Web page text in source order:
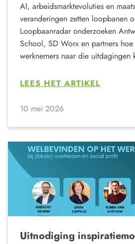
AI, arbeidsmarktevoluties en
veranderingen zetten loopbanen
Loopbaanradar onderzoeken
School, SD Worx en partners hoe
werknemers naar die uitdagingen
LEES HET ARTIKEL
10 mei 2026
Uitnodiging